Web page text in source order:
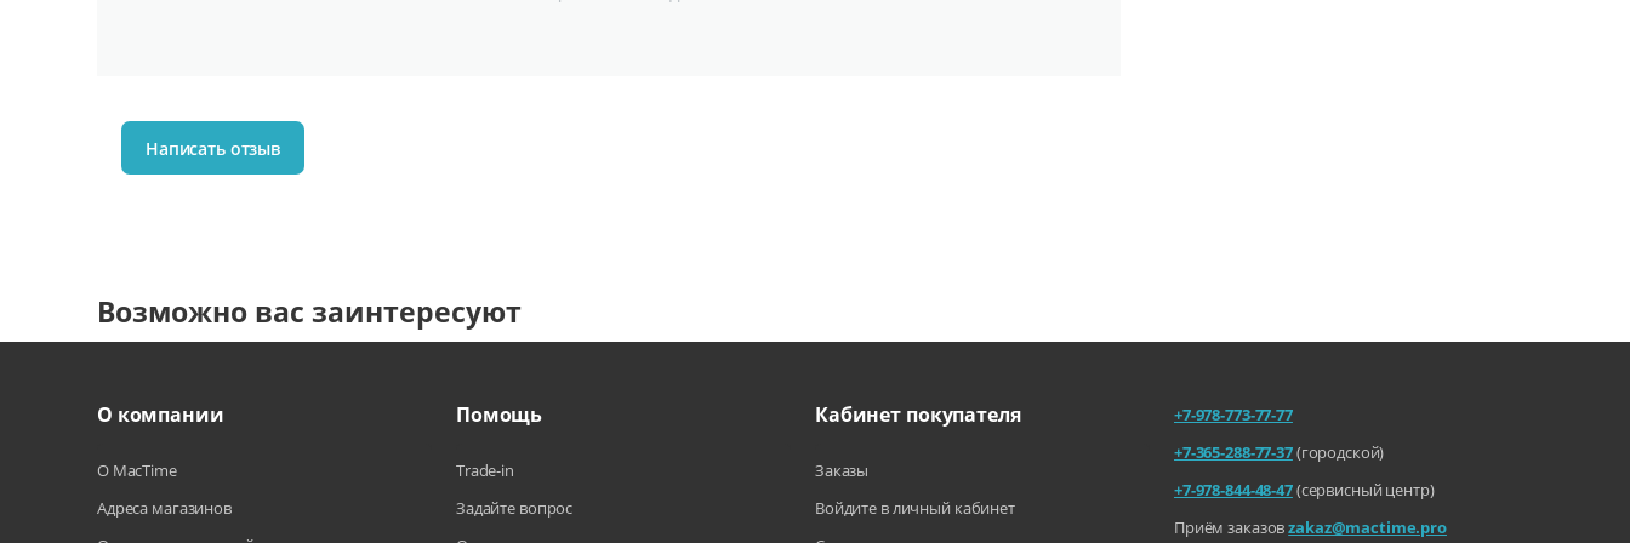
Написать отзыв
Возможно вас заинтересуют
О компании
О MacTime
Адреса магазинов
Помощь
Trade-in
Задайте вопрос
Кабинет покупателя
Заказы
Войдите в личный кабинет
+7-978-773-77-77
+7-365-288-77-37(городской)
+7-978-844-48-47(сервисный центр)
Приём заказовzakaz@mactime.pro